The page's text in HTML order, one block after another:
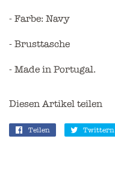
- Farbe: Navy
- Brusttasche
- Made in Portugal.
Diesen Artikel teilen
Teilen Twittern